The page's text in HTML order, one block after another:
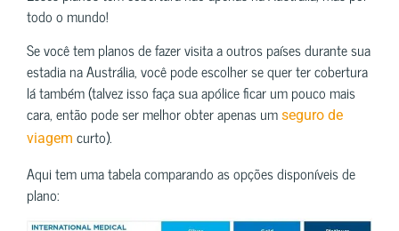
todo o mundo!
Se você tem planos de fazer visita a outros países durante sua
estadia na Austrália, você pode escolher se quer ter cobertura
lá também (talvez isso faça sua apólice ficar um pouco mais
cara, então pode ser melhor obter apenas um seguro de
viagem curto).
Aqui tem uma tabela comparando as opções disponíveis de
plano: